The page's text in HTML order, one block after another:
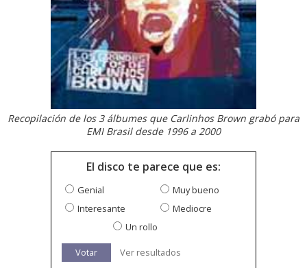
Recopilación de los 3 álbumes que Carlinhos Brown grabó para
EMI Brasil desde 1996 a 2000
El disco te parece que es:
Genial
Muy bueno
Interesante
Mediocre
Un rollo
Votar Ver resultados